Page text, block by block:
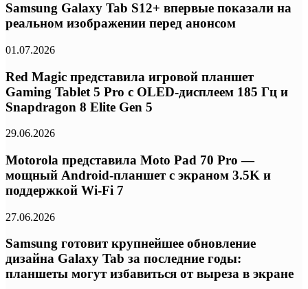
Samsung Galaxy Tab S12+ впервые показали на
реальном изображении перед анонсом
01.07.2026
Red Magic представила игровой планшет
Gaming Tablet 5 Pro с OLED-дисплеем 185 Гц и
Snapdragon 8 Elite Gen 5
29.06.2026
Motorola представила Moto Pad 70 Pro —
мощный Android-планшет с экраном 3.5K и
поддержкой Wi-Fi 7
27.06.2026
Samsung готовит крупнейшее обновление
дизайна Galaxy Tab за последние годы:
планшеты могут избавиться от выреза в экране